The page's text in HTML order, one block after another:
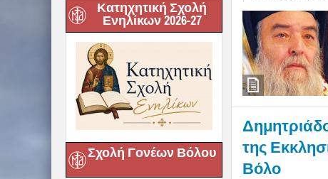
Κατηχητική Σχολή
Ενηλίκων 2026-27
Σχολή Γονέων Βόλου
της
Βόλο